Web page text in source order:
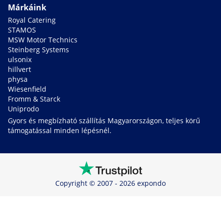
Márkáink
Royal Catering
STAMOS
MSW Motor Technics
Steinberg Systems
ulsonix
hillvert
physa
Wiesenfield
Fromm & Starck
Uniprodo
Gyors és megbízható szállítás Magyarországon, teljes körű
támogatással minden lépésnél.
Copyright © 2007 - 2026 expondo